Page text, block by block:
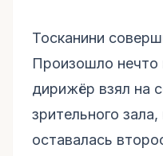
Тосканини
Произошло нечто
дирижёр взял на
зрительного
оставалась